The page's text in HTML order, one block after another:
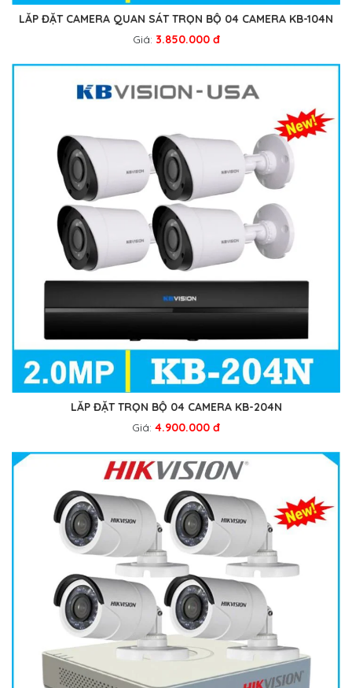
LẮP ĐẶT CAMERA QUAN SÁT TRỌN BỘ 04 CAMERA KB-104N
Giá: 3.850.000 đ
LẮP ĐẶT TRỌN BỘ 04 CAMERA KB-204N
Giá: 4.900.000 đ